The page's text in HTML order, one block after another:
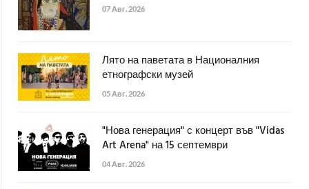
07 Авг. 2026
Лято на паветата в Националния
етнографски музей
05 Авг. 2026
"Нова генерация" с концерт във "Vidas
Art Arena" на 15 септември
04 Авг. 2026